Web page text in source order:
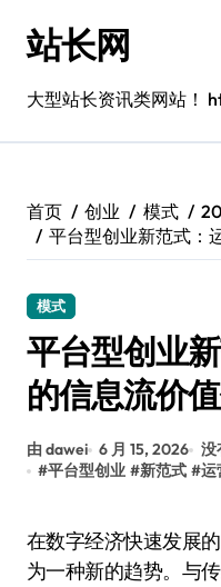
站长网
大型站长资讯类网站！
首页 创业 模式
平台型创业新范式：
模式
平台型创业
的信息流价
由 dawei 6 月 15, 2026 没
#平台型创业 #新范式 #运
在数字经济快速发展的背景下，平台型创业逐渐成
为一种新的趋势。与